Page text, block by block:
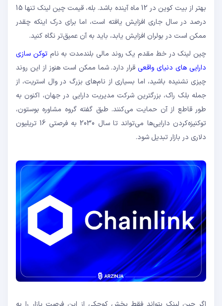
بهتر از بیت کوین در 12 ماه آینده باشد. بله، قیمت چین لینک تنها 15
درصد در سال جاری افزایش یافته است، اما برای درک اینکه چقدر
ممکن است در بولران افزایش یابد، باید به آن عمیق‌تر نگاه کنید.
چین لینک در خط مقدم یک روند مالی بلندمدت به نامتوکن سازی
دارایی های دنیای واقعی قرار دارد. شما ممکن است هنوز از این روند
چیزی نشنیده باشید، اما بسیاری از نام‌های بزرگ در وال استریت، از
جمله بلک راک، بزرگترین شرکت مدیریت دارایی در جهان، اکنون به
طور قاطع از آن حمایت می‌کنند. طبق گفته گروه مشاوره بوستون،
توکنیزه‌کردن دارایی‌ها می‌تواند تا سال 2030 به فرصتی 16 تریلیون
دلاری در بازار تبدیل شود.